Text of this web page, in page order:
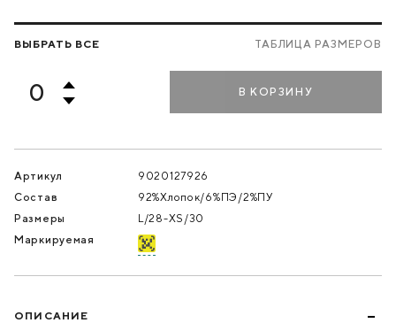
Артикул
9020127926
Состав
92%Хлопок/6%ПЭ/2%ПУ
Размеры
L/28-XS/30
Маркируемая
ВЫБРАТЬ ВСЕ ТАБЛИЦА РАЗМЕРОВ
В КОРЗИНУ
ОПИСАНИЕ